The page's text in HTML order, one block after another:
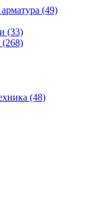
(49)
(33)
(268)
(48)